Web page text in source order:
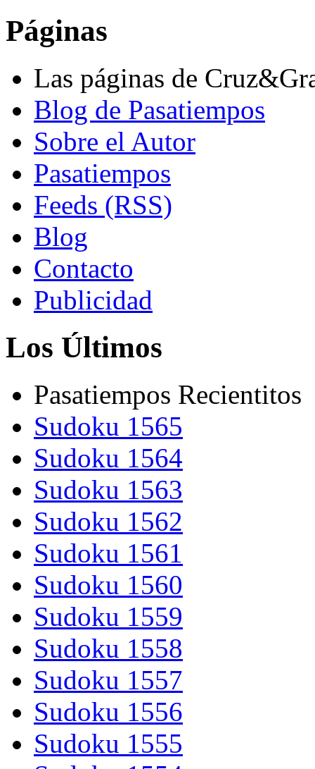
Páginas
Las páginas de
Blog de Pasatiempos
Sobre el Autor
Pasatiempos
Feeds (RSS)
Blog
Contacto
Publicidad
Los Últimos
Pasatiempos Recientitos
Sudoku 1565
Sudoku 1564
Sudoku 1563
Sudoku 1562
Sudoku 1561
Sudoku 1560
Sudoku 1559
Sudoku 1558
Sudoku 1557
Sudoku 1556
Sudoku 1555